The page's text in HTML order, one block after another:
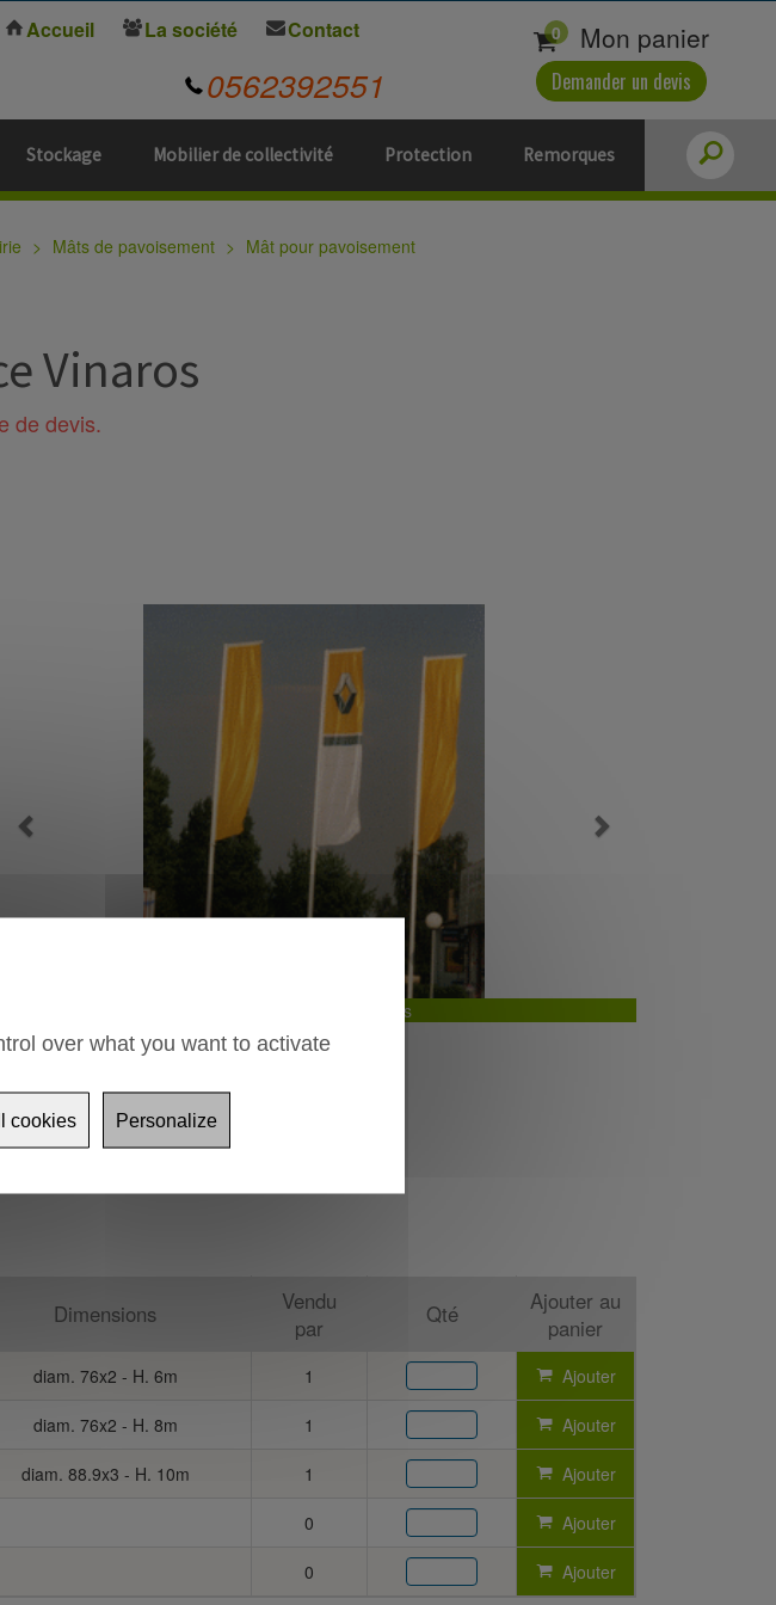
Stockage Mobilier de collectivité Protection Remorques
Accueil La société Contact
0562392551
0 Mon panier
Demander un devis
Mâts de pavoisement
Mât pour pavoisement
Vinaros
de devis.
Mat avec potence vinaros
Dimensions
Vendu
par
Qté
Ajouter au
panier
diam. 76x2 - H. 6m 1 Ajouter
diam. 76x2 - H. 8m 1 Ajouter
diam. 88.9x3 - H. 10m 1 Ajouter
0 Ajouter
0 Ajouter
over what you want to activate
cookies Personalize